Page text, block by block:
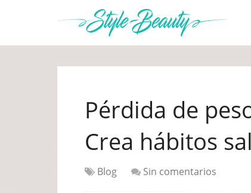
Pérdida de
Crea hábitos
Blog
Sin comentarios